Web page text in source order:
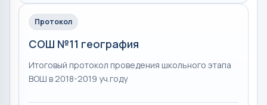
Протокол
СОШ №11 география
Итоговый протокол проведения школьного этапа
ВОШ в 2018-2019 уч.году